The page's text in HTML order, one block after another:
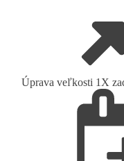
Úprava veľkosti 1X